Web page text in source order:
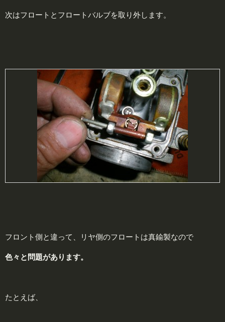
次はフロートとフロートバルブを取り外します。
フロント側と違って、リヤ側のフロートは真鍮製なので
色々と 問題があります。
たとえば、